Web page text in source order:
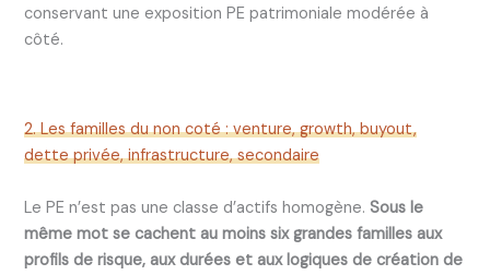
conservant une exposition PE patrimoniale modérée à
côté.
2. Les familles du non coté : venture, growth, buyout,
dette privée, infrastructure, secondaire
Le PE n’est pas une classe d’actifs homogène. Sous le
même mot se cachent au moins six grandes familles aux
profils de risque, aux durées et aux logiques de création de